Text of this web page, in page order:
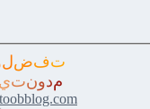
تفضل
مدونتي